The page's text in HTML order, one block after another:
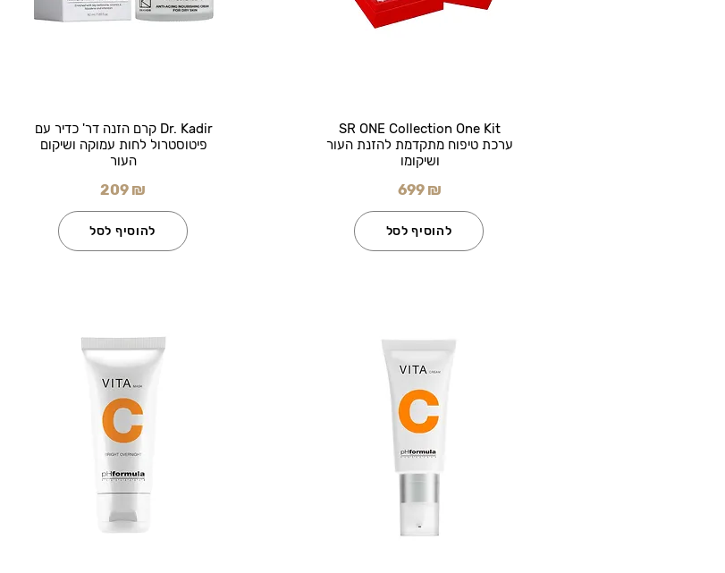
Dr. Kadir קרם הזנה דר' כדיר עם
פיטוסטרול לחות עמוקה ושיקום
העור
209 ₪
להוסיף לסל
SR ONE Collection One Kit
ערכת טיפוח מתקדמת להזנת העור
ושיקומו
699 ₪
להוסיף לסל